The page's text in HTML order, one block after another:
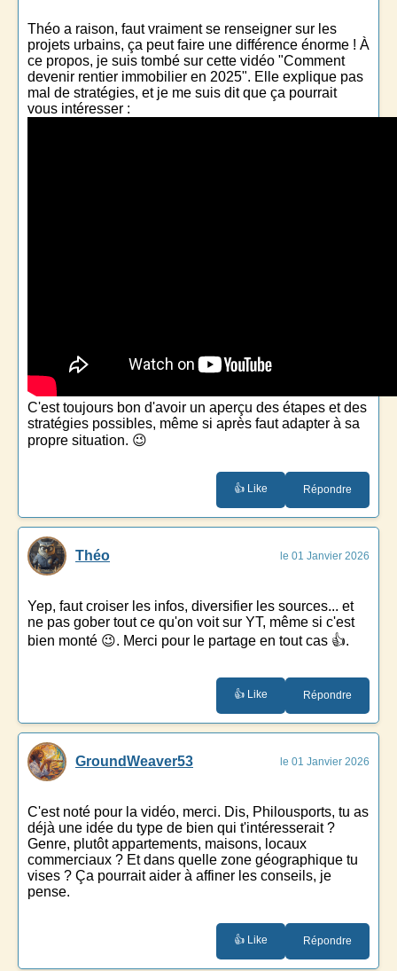
Théo a raison, faut vraiment se renseigner sur les
projets urbains, ça peut faire une différence énorme ! À
ce propos, je suis tombé sur cette vidéo "Comment
devenir rentier immobilier en 2025". Elle explique pas
mal de stratégies, et je me suis dit que ça pourrait
vous intéresser :
C'est toujours bon d'avoir un aperçu des étapes et des
stratégies possibles, même si après faut adapter à sa
propre situation. 😉
👍 Like Répondre
Théo le 01 Janvier 2026
Yep, faut croiser les infos, diversifier les sources... et
ne pas gober tout ce qu'on voit sur YT, même si c'est
bien monté 😉. Merci pour le partage en tout cas 👍.
👍 Like Répondre
GroundWeaver53 le 01 Janvier 2026
C'est noté pour la vidéo, merci. Dis, Philousports, tu as
déjà une idée du type de bien qui t'intéresserait ?
Genre, plutôt appartements, maisons, locaux
commerciaux ? Et dans quelle zone géographique tu
vises ? Ça pourrait aider à affiner les conseils, je
pense.
👍 Like Répondre